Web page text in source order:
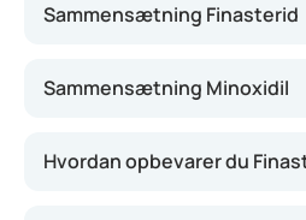
Sammensætning Finasterid
Sammensætning Minoxidil
Hvordan opbevarer du